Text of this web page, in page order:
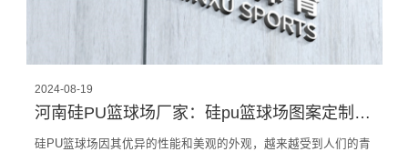
2024-08-19
河南硅PU篮球场厂家：硅pu篮球场图案定制如何预防掉色
硅PU篮球场因其优异的性能和美观的外观，越来越受到人们的青